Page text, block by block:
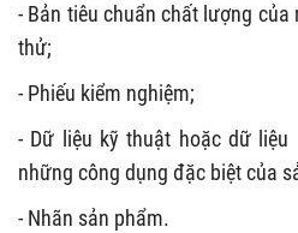
- Bản tiêu chuẩn chất lượng
thử;
- Phiếu kiểm nghiệm;
- Dữ liệu kỹ thuật hoặc dữ
những công dụng đặc biệt của
- Nhãn sản phẩm.